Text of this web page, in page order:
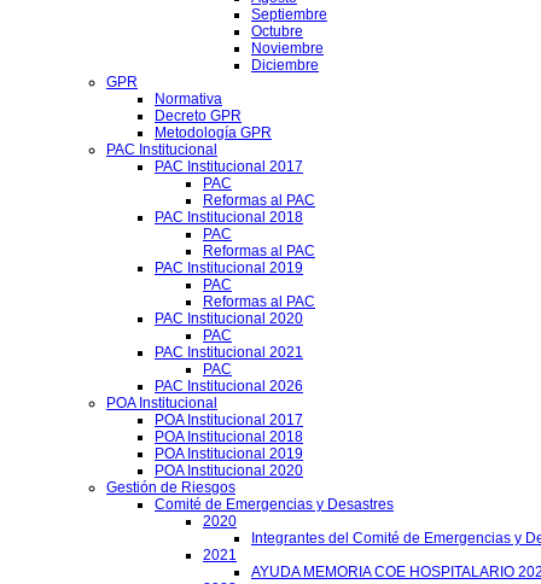
Septiembre
Octubre
Noviembre
Diciembre
GPR
Normativa
Decreto GPR
Metodología GPR
PAC Institucional
PAC Institucional 2017
PAC
Reformas al PAC
PAC Institucional 2018
PAC
Reformas al PAC
PAC Institucional 2019
PAC
Reformas al PAC
PAC Institucional 2020
PAC
PAC Institucional 2021
PAC
PAC Institucional 2026
POA Institucional
POA Institucional 2017
POA Institucional 2018
POA Institucional 2019
POA Institucional 2020
Gestión de Riesgos
Comité de Emergencias y Desastres
2020
Integrantes del Comité de Emergencias y
2021
AYUDA MEMORIA COE HOSPITALARIO